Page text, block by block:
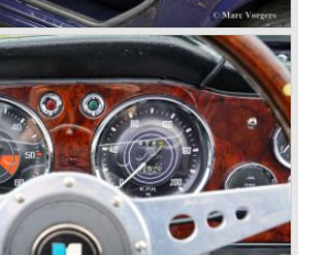
director Harry Webster was very
designs so he asked him to
the Triumph TR 3. Additionally he
a completely new sports car,
to compete with MG. The MG
in 1962; the Triumph Spitfire.
bloodline of TR sports cars was the
in large based on TR 3b
a completely different car by design.
a compact purposeful look made
sports car. Functionally a lot
offered more space as did the booth,